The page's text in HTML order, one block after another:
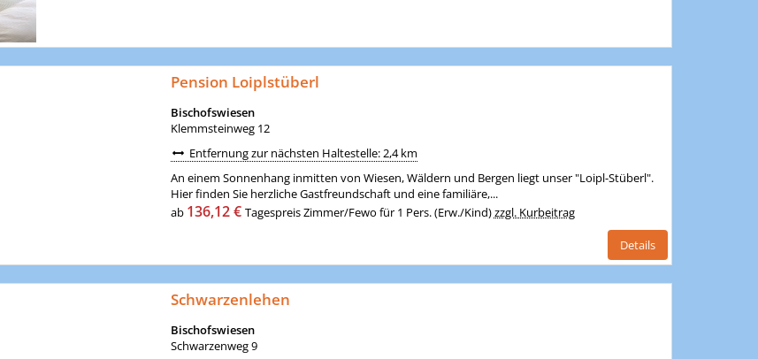
Pension Loiplstüberl
Bischofswiesen
Klemmsteinweg 12
Entfernung zur nächsten Haltestelle: 2,4 km
An einem Sonnenhang inmitten von Wiesen, Wäldern und Bergen liegt unser "Loipl-Stüberl".
Hier finden Sie herzliche Gastfreundschaft und eine familiäre,...
ab 136,12 € Tagespreis Zimmer/Fewo für 1 Pers. (Erw./Kind)zzgl. Kurbeitrag
Details
Schwarzenlehen
Bischofswiesen
Schwarzenweg 9